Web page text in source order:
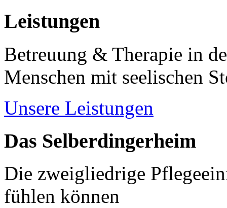
Leistungen
Betreuung & Therapie in
Menschen mit seelischen
Unsere Leistungen
Das Selberdingerheim
Die zweigliedrige
fühlen können